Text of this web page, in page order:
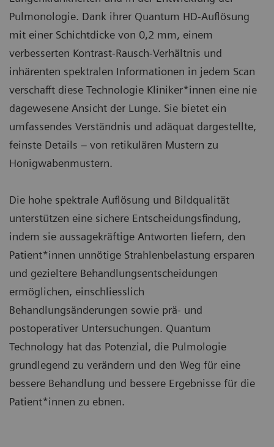
Pulmonologie. Dank ihrer Quantum HD-Auflösung
mit einer Schichtdicke von 0,2 mm, einem
verbesserten Kontrast-Rausch-Verhältnis und
inhärenten spektralen Informationen in jedem Scan
verschafft diese Technologie Kliniker*innen eine nie
dagewesene Ansicht der Lunge. Sie bietet ein
umfassendes Verständnis und adäquat dargestellte,
feinste Details – von retikulären Mustern zu
Honigwabenmustern.
Die hohe spektrale Auflösung und Bildqualität
unterstützen eine sichere Entscheidungsfindung,
indem sie aussagekräftige Antworten liefern, den
Patient*innen unnötige Strahlenbelastung ersparen
und gezieltere Behandlungsentscheidungen
ermöglichen, einschliesslich
Behandlungsänderungen sowie prä- und
postoperativer Untersuchungen. Quantum
Technology hat das Potenzial, die Pulmologie
grundlegend zu verändern und den Weg für eine
bessere Behandlung und bessere Ergebnisse für die
Patient*innen zu ebnen.